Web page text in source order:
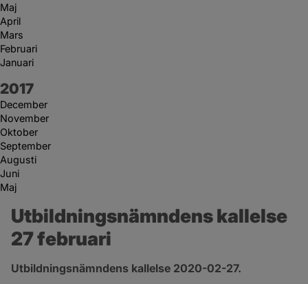
Maj
April
Mars
Februari
Januari
År:
2017
December
November
Oktober
September
Augusti
Juni
Maj
Utbildningsnämndens kallelse
27 februari
Utbildningsnämndens kallelse 2020-02-27.